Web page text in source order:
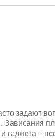
задают
Зависания
гаджета –